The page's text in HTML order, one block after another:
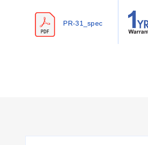
PR-31_spec